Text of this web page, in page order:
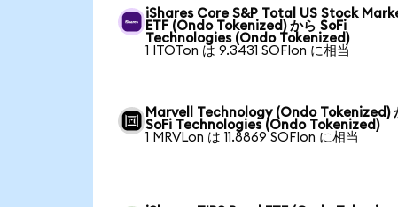
iShares Core S&P Total US Stock
ETF (Ondo Tokenized) から SoFi
Technologies (Ondo Tokenized)
1 ITOTon は 9.3431 SOFIon に相当
Marvell Technology (Ondo Tokenized)
SoFi Technologies (Ondo Tokenized)
1 MRVLon は 11.8869 SOFIon に相当